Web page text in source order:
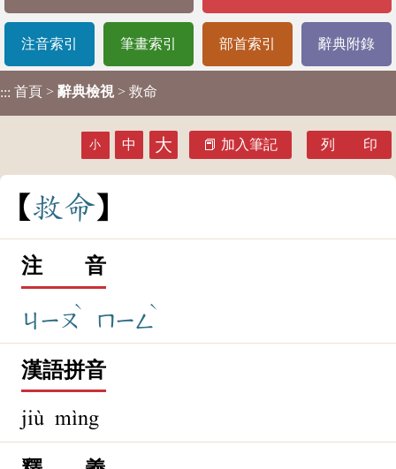
注音索引 筆畫索引 部首索引 辭典附錄
::: 首頁 > 辭典檢視 > 救命
小 中 大 加入筆記 列 印
救命
注 音
ㄐㄧㄡ
ˋ
ㄇㄧㄥ
ˋ
漢語拼音
jiù mìng